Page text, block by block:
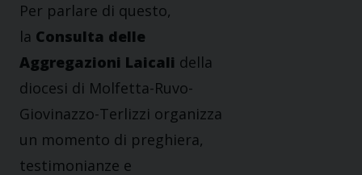
Per parlare di questo,
la Consulta delle
Aggregazioni Laicali della
diocesi di Molfetta-Ruvo-
Giovinazzo-Terlizzi organizza
un momento di preghiera,
testimonianze e